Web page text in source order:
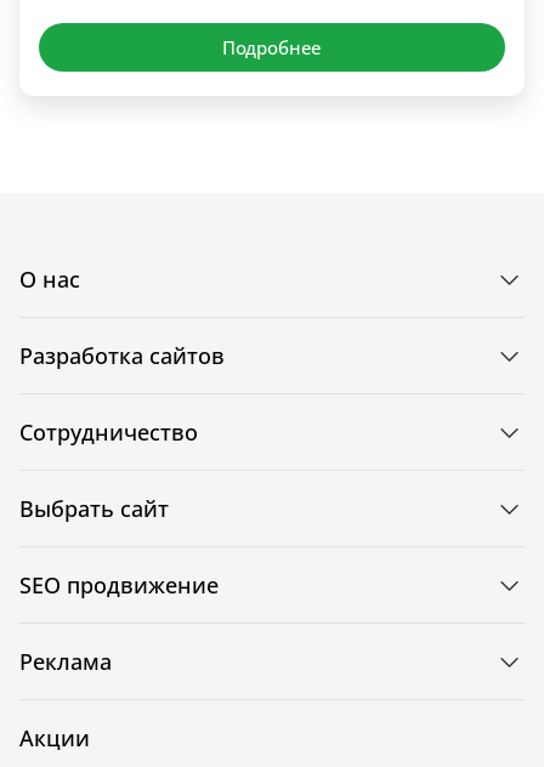
Подробнее
О нас
Разработка сайтов
Сотрудничество
Выбрать сайт
SEO продвижение
Реклама
Акции